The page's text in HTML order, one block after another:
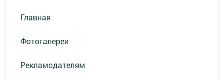
Главная
Фотогалереи
Рекламодателям